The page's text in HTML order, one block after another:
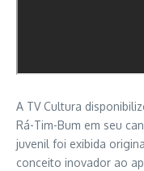
A TV Cultura
Rá-Tim-Bum em seu
juvenil foi exibida
conceito inovador ao